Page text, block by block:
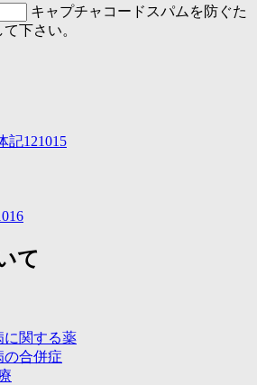
キャプチャコード スパムを防ぐた
下さい。
記121015
て
に関する薬
の合併症